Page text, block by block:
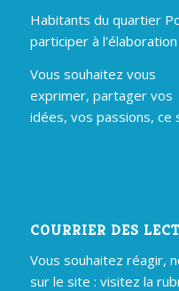
Habitants du quartier
participer à
Vous souhaitez vous
exprimer, partager vos
idées, vos passions,
COURRIER DES
Vous souhaitez réagir,
sur le site : visitez la